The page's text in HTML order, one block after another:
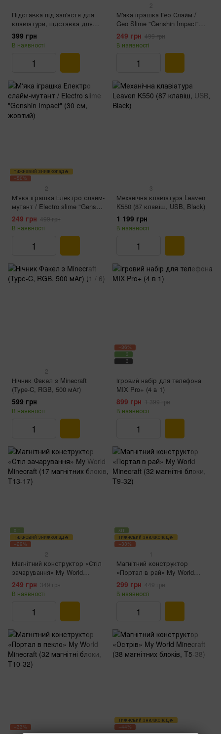
Підставка під зап'ястя для
клавіатури, підставка для
клавіатури Ajazz Graffiti (м'яка
верхня частина, протиковзкі
ніжки, еко-шкіра, L)
399 грн
В наявності
2
М'яка іграшка Гео Слайм /
Geo Slime "Genshin Impact"
(30 см, чорний)
249 грн 499 грн
В наявності
тижневий знижкопад🔥
−50%
2
М'яка іграшка Електро слайм-
мутант / Electro slime "Genshin
Impact" (30 см, жовтий)
249 грн 499 грн
В наявності
3
Механічна клавіатура Leaven
K550 (87 клавіш, USB, Black)
1 199 грн
В наявності
2
Нічник Факел з Minecraft
(Type-C, RGB, 500 мАг)
599 грн
В наявності
−36%
3
3
Ігровий набір для телефона
MIX Pro+ (4 в 1)
899 грн 1 399 грн
В наявності
хіт
тижневий знижкопад🔥
−29%
2
Магнітний конструктор «Стіл
зачарування» My World
Minecraft (17 магнітних блоків,
T13-17‌)
249 грн 349 грн
В наявності
хіт
тижневий знижкопад🔥
−33%
1
Магнітний конструктор
«Портал в рай» My World
Minecraft (32 магнітні блоки,
T9-32)
299 грн 449 грн
В наявності
−33%
тижневий знижкопад🔥
−44%